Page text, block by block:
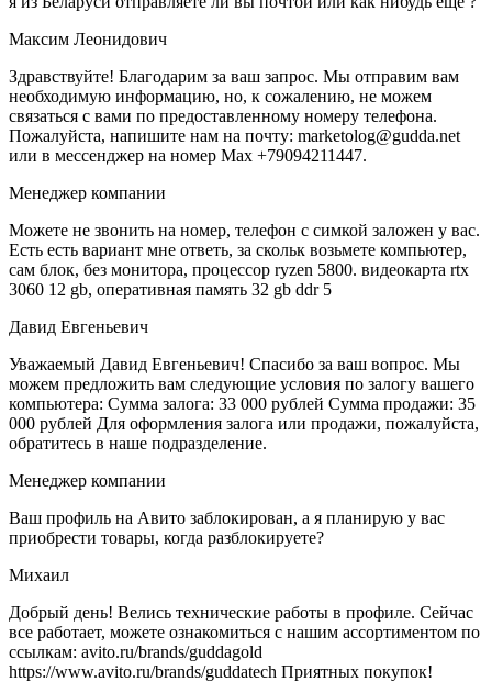
Максим Леонидович
Здравствуйте! Благодарим за ваш запрос. Мы отправим вам
необходимую информацию, но, к сожалению, не можем
связаться с вами по предоставленному номеру телефона.
Пожалуйста, напишите нам на почту: marketolog@gudda.net
или в мессенджер на номер Max +79094211447.
Менеджер компании
Можете не звонить на номер, телефон с симкой заложен у вас.
Есть есть вариант мне ответь, за скольк возьмете компьютер,
сам блок, без монитора, процессор ryzen 5800. видеокарта rtx
3060 12 gb, оперативная память 32 gb ddr 5
Давид Евгеньевич
Уважаемый Давид Евгеньевич! Спасибо за ваш вопрос. Мы
можем предложить вам следующие условия по залогу вашего
компьютера: Сумма залога: 33 000 рублей Сумма продажи: 35
000 рублей Для оформления залога или продажи, пожалуйста,
обратитесь в наше подразделение.
Менеджер компании
Ваш профиль на Авито заблокирован, а я планирую у вас
приобрести товары, когда разблокируете?
Михаил
Добрый день! Велись технические работы в профиле. Сейчас
все работает, можете ознакомиться с нашим ассортиментом по
ссылкам: avito.ru/brands/guddagold
https://www.avito.ru/brands/guddatech Приятных покупок!